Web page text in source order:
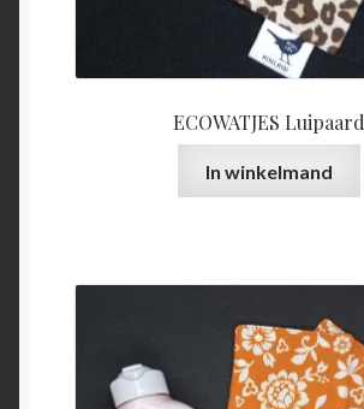
ECOWATJES Luipaard
In winkelmand